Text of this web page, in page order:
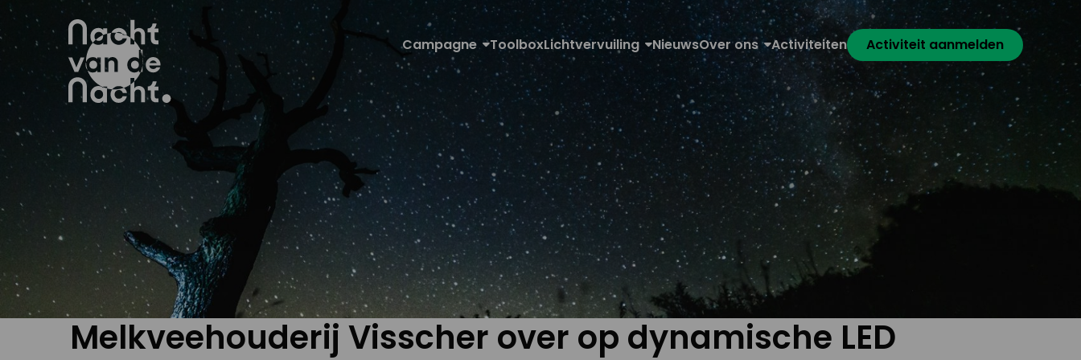
Campagne ToolboxLichtvervuiling NieuwsOver ons Activiteiten Activiteit aanmelden
Melkveehouderij Visscher over op dynamische LED